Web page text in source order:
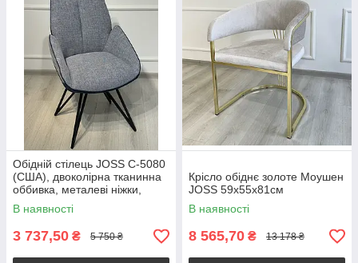
Обідній стілець JOSS C-5080
(США), двоколірна тканинна
оббивка, металеві ніжки,
55×64×91 см
В наявності
3 737,50 ₴ 5 750 ₴
Крісло обіднє золоте Моушен
JOSS 59х55х81см
В наявності
8 565,70 ₴ 13 178 ₴